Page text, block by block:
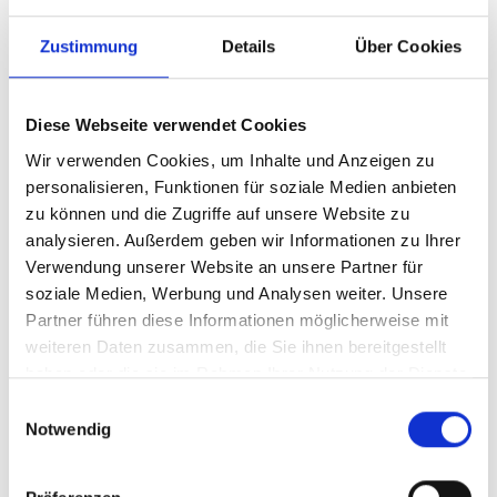
Zustimmung Details Über Cookies
Diese Webseite verwendet Cookies
Wir verwenden Cookies, um Inhalte und Anzeigen zu
personalisieren, Funktionen für soziale Medien anbieten
zu können und die Zugriffe auf unsere Website zu
analysieren. Außerdem geben wir Informationen zu Ihrer
Verwendung unserer Website an unsere Partner für
soziale Medien, Werbung und Analysen weiter. Unsere
Partner führen diese Informationen möglicherweise mit
weiteren Daten zusammen, die Sie ihnen bereitgestellt
haben oder die sie im Rahmen Ihrer Nutzung der Dienste
Notwendig
und gleichzeitig zu informieren.
Zahnarztbesuch: Kindgerechte
Methoden sorgen für positive
Gefühle
DieZahnhygieneist ein wichtiger Bestandteil für das
Wohlbefinden und Gesundheit– deshalb sind regelmäßige
Zahnarztbesuche für Groß und Klein ein Muss. Mit
verschiedenen Methodenkönnen Sie Ihren Nachwuchs
nicht nur beruhigen, sondern sogar motivieren. Verwandeln
Sie den Zahnarztbesuch in einspannendes Erlebnis, indem
einbeziehen. Mit einer Kombination aus Spiel, Spaß und
mitpositiven
verbinden. Sie wünschen eine